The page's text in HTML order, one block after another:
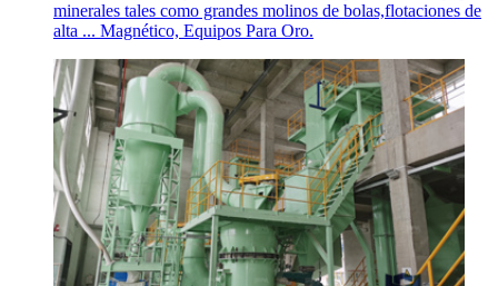
minerales tales como grandes molinos de bolas,flotaciones de
alta ... Magnético, Equipos Para Oro.